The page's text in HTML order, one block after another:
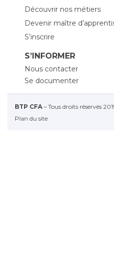
Découvrir nos métiers
Devenir maître
S’inscrire
S’INFORMER
Nous contacter
Se documenter
BTP CFA – Tous droits réservés
Plan du site